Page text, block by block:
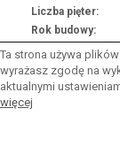
Liczba pięter:
Rok budowy:
Więcej
Ta strona używa
wyrażasz zgodę na
aktualnymi
więcej